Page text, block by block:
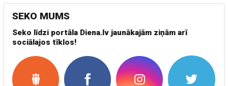
SEKO MUMS
Seko līdzi portāla Diena.lv jaunākajām ziņām arī
sociālajos tīklos!